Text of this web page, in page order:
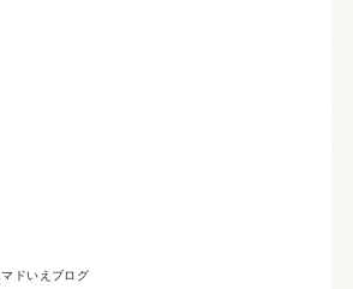
,マドいえブログ